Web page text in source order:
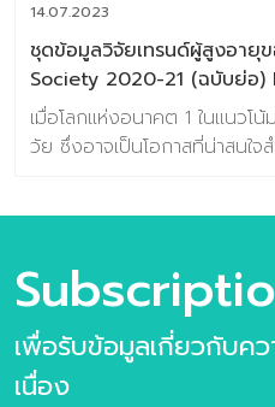
14.07.2023
ชุดข้อมูลวิจัยเทรนด์ผู้สูงอา
Society 2020-21 (ฉบับย่อ)
เมื่อโลกแห่งอนาคต 1 ในแนว
วัย ซึ่งอาจเป็นโอกาสที่น่าสนใ
22% ของประชากรทั้งโลก เพ
มากในอนาคตและยังเต็มเปี่ยม
ให้ผู้ประกอบการได้ค้นหาและ
ทั่วโลกช่วยกันคิดค้นและพัฒนา
หรือคนรุ่นใหญ่ก้าวข้าม ความเป
เพื่อรับข้อมูลเกี่ยวกับค
เนื่อง